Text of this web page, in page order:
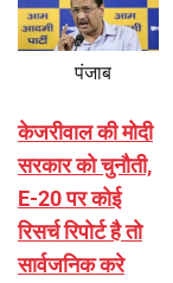
पंजाब
केजरीवाल की मोदी
सरकार को चुनौती,
E-20 पर कोई
रिसर्च रिपोर्ट है तो
सार्वजनिक करे